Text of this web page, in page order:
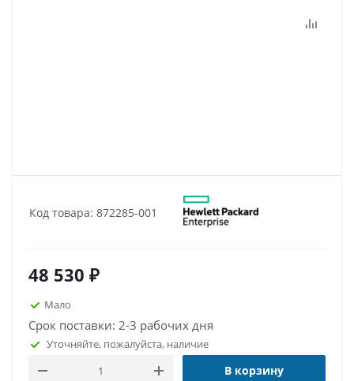
Код товара: 872285-001
48 530 ₽
Мало
Срок поставки: 2-3 рабочих дня
Уточняйте, пожалуйста, наличие
В корзину